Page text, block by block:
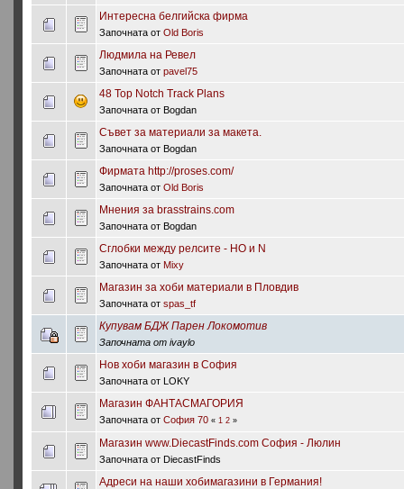
Интересна белгийска фирма
Започната от Old Boris
Людмила на Ревел
Започната от pavel75
48 Top Notch Track Plans
Започната от Bogdan
Съвет за материали за макета.
Започната от Bogdan
Фирмата http://proses.com/
Започната от Old Boris
Мнения за brasstrains.com
Започната от Bogdan
Сглобки между релсите - HO и N
Започната от Mixy
Магазин за хоби материали в Пловдив
Започната от spas_tf
Купувам БДЖ Парен Локомотив
Започната от ivaylo
Нов хоби магазин в София
Започната от LOKY
Магазин ФАНТАСМАГОРИЯ
Започната от София 70 « 1 2»
Магазин www.DiecastFinds.com София - Люлин
Започната от DiecastFinds
Адреси на наши хобимагазини в Германия!